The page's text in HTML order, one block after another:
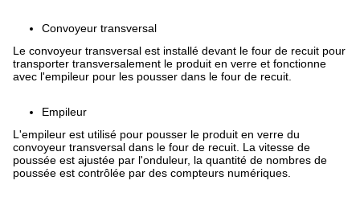
Convoyeur transversal
Le convoyeur transversal est installé devant le four de recuit pour
transporter transversalement le produit en verre et fonctionne
avec l'empileur pour les pousser dans le four de recuit.
Empileur
L'empileur est utilisé pour pousser le produit en verre du
convoyeur transversal dans le four de recuit. La vitesse de
poussée est ajustée par l'onduleur, la quantité de nombres de
poussée est contrôlée par des compteurs numériques.